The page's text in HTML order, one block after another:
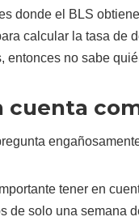
donde el BLS
calcular la tasa de
entonces no sabe
cuenta
tener en
de solo una semana